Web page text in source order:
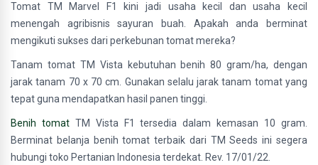
Tomat TM Marvel F1 kini jadi usaha kecil dan usaha kecil
menengah agribisnis sayuran buah. Apakah anda berminat
mengikuti sukses dari perkebunan tomat mereka?
Tanam tomat TM Vista kebutuhan benih 80 gram/ha, dengan
jarak tanam 70 x 70 cm. Gunakan selalu jarak tanam tomat yang
tepat guna mendapatkan hasil panen tinggi.
Benih tomatTM Vista F1 tersedia dalam kemasan 10 gram.
Berminat belanja benih tomat terbaik dari TM Seeds ini segera
hubungi toko Pertanian Indonesia terdekat. Rev. 17/01/22.